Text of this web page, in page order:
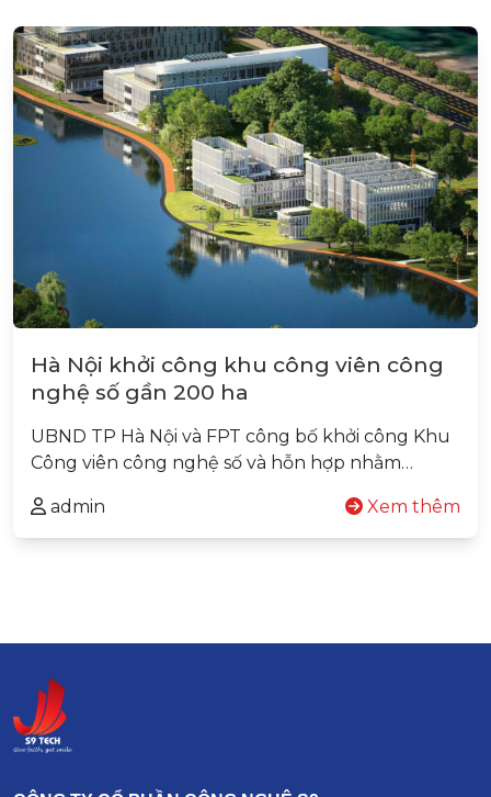
Hà Nội khởi công khu công viên công
nghệ số gần 200 ha
UBND TP Hà Nội và FPT công bố khởi công Khu
Công viên công nghệ số và hỗn hợp nhằm…
admin Xem thêm